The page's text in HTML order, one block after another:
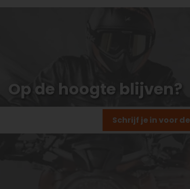
Op de hoogte blijven?
Schrijf je in voor